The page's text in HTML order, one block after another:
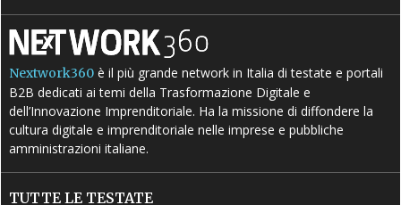
Nextwork360 è il più grande network in Italia di testate e portali
B2B dedicati ai temi della Trasformazione Digitale e
dell’Innovazione Imprenditoriale. Ha la missione di diffondere la
cultura digitale e imprenditoriale nelle imprese e pubbliche
amministrazioni italiane.
TUTTE LE TESTATE